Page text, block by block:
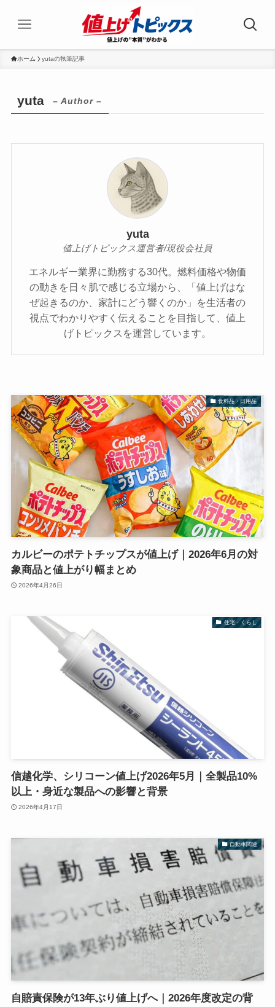
ホーム yutaの執筆記事
yuta – Author –
yuta
値上げトピックス運営者/現役会社員
エネルギー業界に勤務する30代。燃料価格や物価
の動きを日々肌で感じる立場から、「値上げはな
ぜ起きるのか、家計にどう響くのか」を生活者の
視点でわかりやすく伝えることを目指して、値上
げトピックスを運営しています。
食料品・日用品
カルビーのポテトチップスが値上げ｜2026年6月の対
象商品と値上がり幅まとめ
2026年4月26日
住宅・くらし
信越化学、シリコーン値上げ2026年5月｜全製品10%
以上・身近な製品への影響と背景
2026年4月17日
自動車関連
自賠責保険が13年ぶり値上げへ｜2026年度改定の背